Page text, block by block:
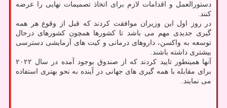
دستورالعمل و اقدامات لازم برای اتخاذ تصمیمات نهایی را عرضه
کنند.
در روز اول این وزیران موافقت کردند که قبل از وقوع هر همه
گیری جدیدی مهم می باشد تا کشورها همچون کشورهای درحال
توسعه به واکسن، داروهای درمانی و کیت های آزمایشی دسترسی
بیشتری داشته باشند.
آنها همینطور تایید کردند که از صندوق بوجود آمده در سال ۲۰۲۲
برای مقابله با همه گیری های جهانی در آینده به نحو بهتری استفاده
می نمایند.